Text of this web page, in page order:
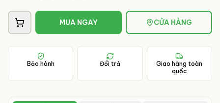
MUA NGAY CỬA HÀNG
Bảo hành Đổi trả
Giao hàng toàn
quốc